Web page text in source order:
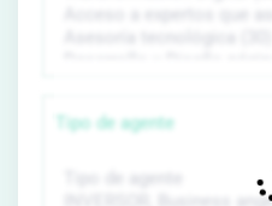
Tipo de agente